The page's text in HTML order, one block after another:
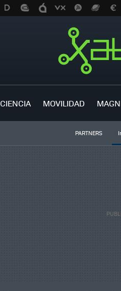
CIENCIA MOVILIDAD
PARTNERS